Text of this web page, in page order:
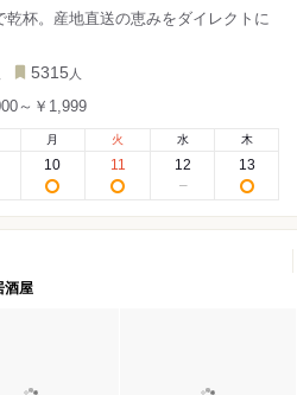
乾杯。産地直送の恵みをダイレクトに
5315 人
～￥1,999
月
10
火
11
水
12
木
13
酒屋